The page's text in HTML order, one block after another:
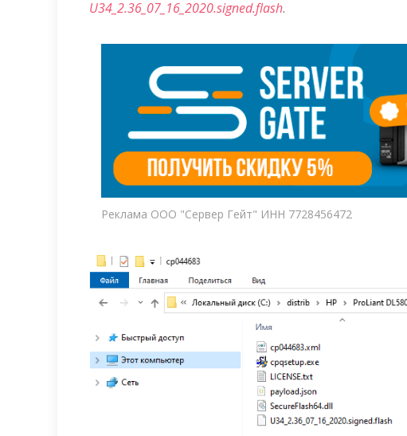
U34_2.36_07_16_2020.signed.flash.
Реклама ООО "Сервер Гейт" ИНН 7728456472